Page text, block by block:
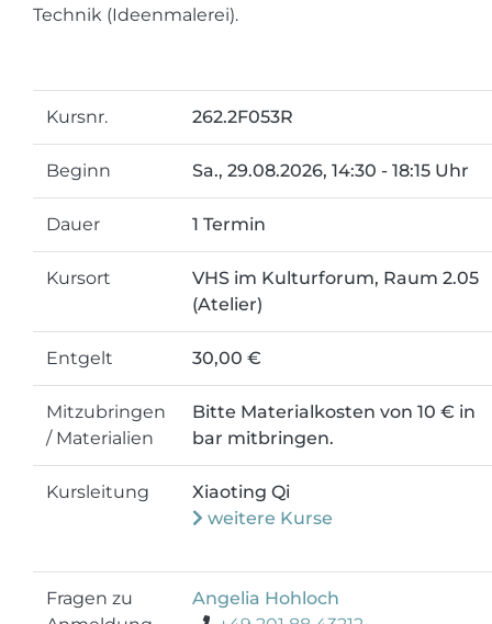
Technik (Ideenmalerei).
Kursnr. 262.2F053R
Beginn Sa., 29.08.2026, 14:30 - 18:15 Uhr
Dauer 1 Termin
Kursort
VHS im Kulturforum, Raum 2.05
(Atelier)
Entgelt 30,00 €
Mitzubringen
/ Materialien
Bitte Materialkosten von 10 € in
bar mitbringen.
Kursleitung
Xiaoting Qi
weitere Kurse
Fragen zu
Angelia Hohloch